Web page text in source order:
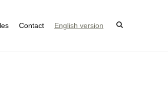
Contact English version